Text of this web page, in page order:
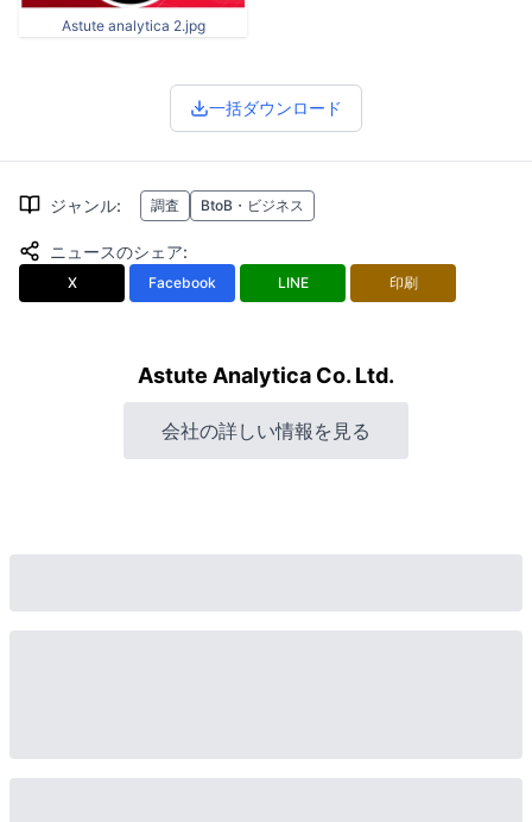
Astute analytica 2.jpg
一括ダウンロード
ジャンル: 調査 BtoB・ビジネス
ニュースのシェア:
X Facebook LINE 印刷
Astute Analytica Co. Ltd.
会社の詳しい情報を見る